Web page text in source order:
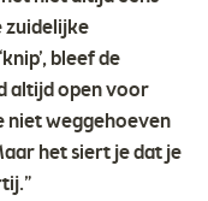
zuidelijke
bleef de
altijd open voor
niet weggehoeven
het siert je dat je